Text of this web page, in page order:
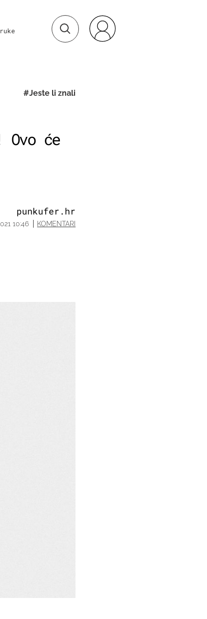
#Jeste li znali
Ovo će
punkufer.hr
10:46 KOMENTARI